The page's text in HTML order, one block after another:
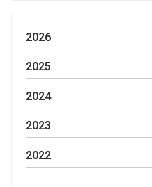
2026
2025
2024
2023
2022